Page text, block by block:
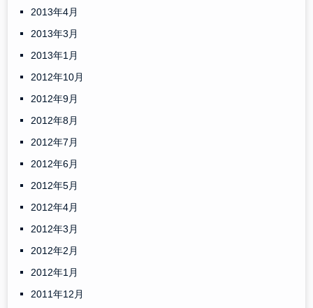
2013年4月
2013年3月
2013年1月
2012年10月
2012年9月
2012年8月
2012年7月
2012年6月
2012年5月
2012年4月
2012年3月
2012年2月
2012年1月
2011年12月